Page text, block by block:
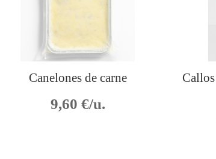
Canelones de carne
9,60 €/u.